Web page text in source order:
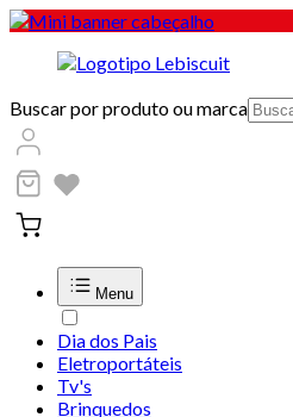
Buscar por produto ou marca
Menu
Dia dos Pais
Eletroportáteis
Tv's
Brinquedos